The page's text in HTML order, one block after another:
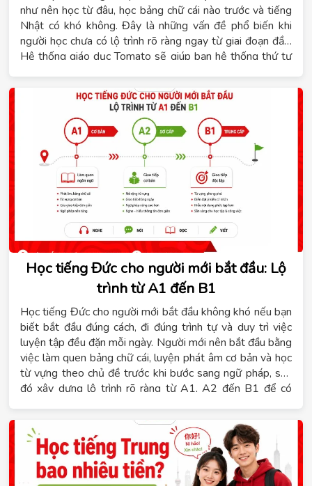
như nên học từ đâu, học bảng chữ cái nào trước và tiếng
Nhật có khó không. Đây là những vấn đề phổ biến khi
người học chưa có lộ trình rõ ràng ngay từ giai đoạn đầu.
Hệ thống giáo dục Tomato sẽ giúp bạn hệ thống thứ tự
lựa chọn khóa học phù hợp với mục tiêu cá nhân.
Học tiếng Đức cho người mới bắt đầu: Lộ
trình từ A1 đến B1
Học tiếng Đức cho người mới bắt đầu không khó nếu bạn
biết bắt đầu đúng cách, đi đúng trình tự và duy trì việc
luyện tập đều đặn mỗi ngày. Người mới nên bắt đầu bằng
việc làm quen bảng chữ cái, luyện phát âm cơ bản và học
từ vựng theo chủ đề trước khi bước sang ngữ pháp, sau
đó xây dựng lộ trình rõ ràng từ A1, A2 đến B1 để có
giúp bạn giải đáp tiếng Đức có khó không, học B1 mất
bao lâu và cách lựa chọn hình thức học phù hợp. Đồng
thời, Hệ thống giáo dục Tomato sẽ chia sẻ những kinh
nghiệm thực tế giúp bạn học tiếng Đức hiệu quả ngay từ
những bước đầu tiên.